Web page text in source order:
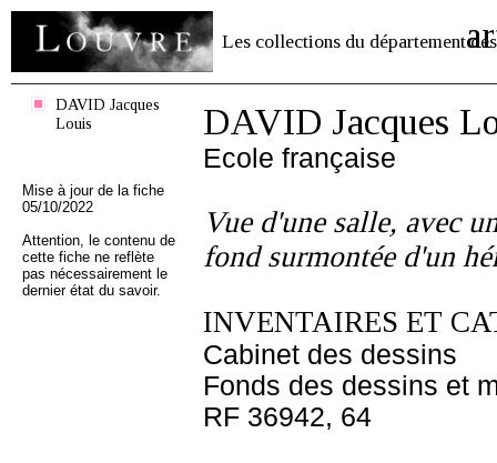
Les collections du département des
DAVID Jacques
Louis
Mise à jour de la fiche
05/10/2022
Attention, le contenu de
cette fiche ne reflète
pas nécessairement le
dernier état du savoir.
DAVID Jacques
Ecole française
Vue d'une salle, avec
fond surmontée d'un
INVENTAIRES ET
Cabinet des dessins
Fonds des dessins et
RF 36942, 64